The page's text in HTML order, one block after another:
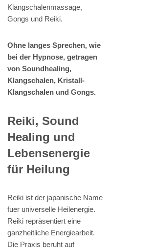
Klangschalenmassage,
Gongs und Reiki.
Ohne langes Sprechen, wie
bei der Hypnose, getragen
von Soundhealing,
Klangschalen, Kristall-
Klangschalen und Gongs.
Reiki, Sound
Healing und
Lebensenergie
für Heilung
Reiki ist der japanische Name
fuer universelle Heilenergie.
Reiki repräsentiert eine
ganzheitliche Energiearbeit.
Die Praxis beruht auf